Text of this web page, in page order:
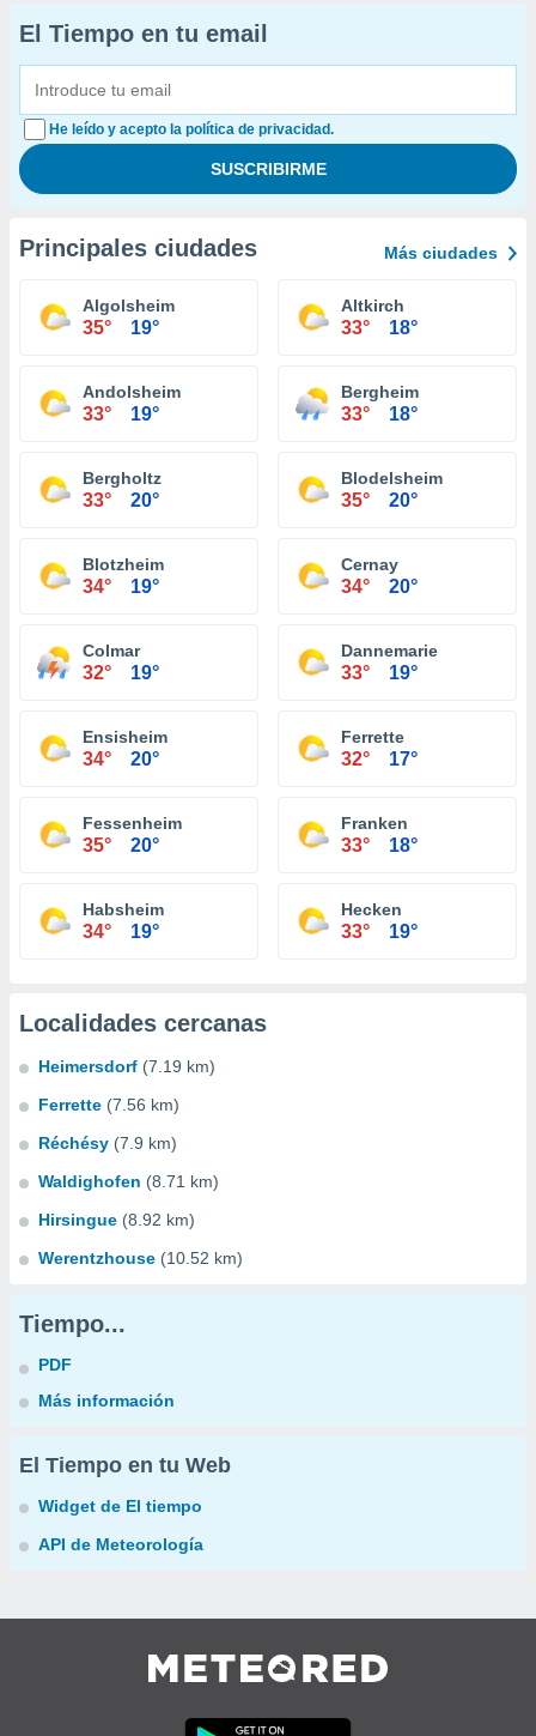
El Tiempo en tu email
He leído y acepto la política de privacidad.
Principales ciudades Más ciudades
Algolsheim
35° 19°
Altkirch
33° 18°
Andolsheim
33° 19°
Bergheim
33° 18°
Bergholtz
33° 20°
Blodelsheim
35° 20°
Blotzheim
34° 19°
Cernay
34° 20°
Colmar
32° 19°
Dannemarie
33° 19°
Ensisheim
34° 20°
Ferrette
32° 17°
Fessenheim
35° 20°
Franken
33° 18°
Habsheim
34° 19°
Hecken
33° 19°
Localidades cercanas
Heimersdorf (7.19 km)
Ferrette (7.56 km)
Réchésy (7.9 km)
Waldighofen (8.71 km)
Hirsingue (8.92 km)
Werentzhouse (10.52 km)
Tiempo...
PDF
Más información
El Tiempo en tu Web
Widget de El tiempo
API de Meteorología